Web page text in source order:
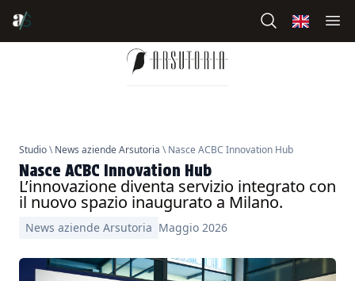
Studio\News aziende Arsutoria \ Nasce ACBC Innovation Hub
Nasce ACBC Innovation Hub
L’innovazione diventa servizio integrato con
il nuovo spazio inaugurato a Milano.
News aziende Arsutoria Maggio 2026